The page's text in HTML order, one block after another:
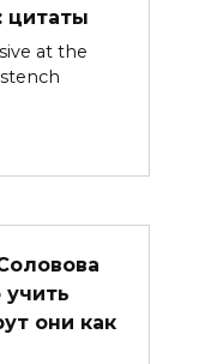
цитаты
at the
учить
они как